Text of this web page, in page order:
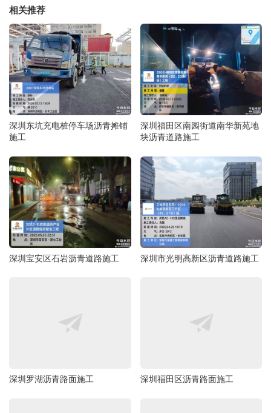
相关推荐
深圳东坑充电桩停车场沥青摊铺
施工
深圳福田区南园街道南华新苑地
块沥青道路施工
深圳宝安区石岩沥青道路施工 深圳市光明高新区沥青道路施工
深圳罗湖沥青路面施工 深圳福田区沥青路面施工